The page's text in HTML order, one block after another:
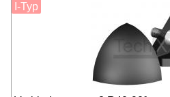
I-Typ